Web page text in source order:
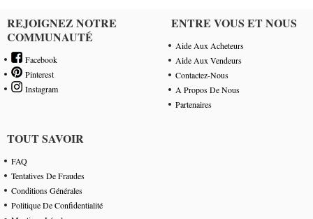
REJOIGNEZ NOTRE
COMMUNAUTÉ
Facebook
Pinterest
Instagram
ENTRE VOUS ET NOUS
Aide Aux Acheteurs
Aide Aux Vendeurs
Contactez-Nous
A Propos De Nous
Partenaires
TOUT SAVOIR
FAQ
Tentatives De Fraudes
Conditions Générales
Politique De Confidentialité